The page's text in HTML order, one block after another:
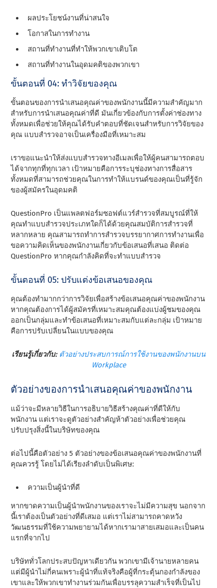
ผลประโยชน์งานที่น่าสนใจ
โอกาสในการทํางาน
สถานที่ทํางานที่ทําให้พวกเขาเติบโต
สถานที่ทํางานในอุดมคติของพวกเขา
ขั้นตอนที่ 04: ทําวิจัยของคุณ
ขั้นตอนของการนําเสนอคุณค่าของพนักงานนี้มีความสําคัญมาก
สําหรับการนําเสนอคุณค่าที่ดี มันเกี่ยวข้องกับการตั้งค่าช่องทาง
ทั้งหมดเพื่อช่วยให้คุณได้รับคําตอบที่ชัดเจนสําหรับการวิจัยของ
คุณ แบบสํารวจอาจเป็นเครื่องมือที่เหมาะสม
เราขอแนะนําให้ส่งแบบสํารวจทางอีเมลเพื่อให้ผู้คนสามารถตอบ
ได้จากทุกที่ทุกเวลา เป้าหมายคือการระบุช่องทางการสื่อสาร
ทั้งหมดที่สามารถช่วยคุณในการทําให้แบรนด์ของคุณเป็นที่รู้จัก
ของผู้สมัครในอุดมคติ
QuestionPro เป็นแพลตฟอร์มซอฟต์แวร์สํารวจที่สมบูรณ์ที่ให้
คุณทําแบบสํารวจประเภทใดก็ได้ด้วยคุณสมบัติการสํารวจที่
หลากหลาย คุณสามารถทําการสํารวจบรรยากาศการทํางานเพื่อ
ขอความคิดเห็นของพนักงานเกี่ยวกับข้อเสนอที่เสนอ ติดต่อ
QuestionPro หากคุณกําลังคิดที่จะทําแบบสํารวจ
ขั้นตอนที่ 05: ปรับแต่งข้อเสนอของคุณ
คุณต้องทํามากกว่าการวิจัยเพื่อสร้างข้อเสนอคุณค่าของพนักงาน
หากคุณต้องการได้ผู้สมัครที่เหมาะสมคุณต้องแบ่งผู้ชมของคุณ
ออกเป็นกลุ่มและทําข้อเสนอที่เหมาะสมกับแต่ละกลุ่ม เป้าหมาย
คือการปรับเปลี่ยนในแบบของคุณ
เรียนรู้เกี่ยวกับ: ตัวอย่างประสบการณ์การใช้งานของพนักงานบน
Workplace
ตัวอย่างของการนําเสนอคุณค่าของพนักงาน
แม้ว่าจะมีหลายวิธีในการอธิบายวิธีสร้างคุณค่าที่ดีให้กับ
พนักงาน แต่เราจะดูตัวอย่างสําคัญห้าตัวอย่างเพื่อช่วยคุณ
ปรับปรุงสิ่งนี้ในบริษัทของคุณ
ต่อไปนี้คือตัวอย่าง 5 ตัวอย่างของข้อเสนอคุณค่าของพนักงานที่
คุณควรรู้ โดยไม่ได้เรียงลําดับเป็นพิเศษ:
ความเป็นผู้นําที่ดี
หากขาดความเป็นผู้นําพนักงานของเราจะไม่มีความสุข นอกจาก
นี้เราต้องเป็นตัวอย่างที่ดีเสมอ แต่เราไม่สามารถคาดหวัง
วัฒนธรรมที่ใช้ความพยายามได้หากเรามาสายเสมอและเป็นคน
แรกที่จากไป
บริษัททั่วโลกประสบปัญหาเดียวกัน พวกเขามีเจ้านายหลายคน
แต่มีผู้นําไม่กี่คนเพราะผู้นําที่แท้จริงคือผู้ที่กระตุ้นกองกําลังของ
เขาและให้พวกเขาทํางานร่วมกันเพื่อบรรลุความสําเร็จที่เป็นไป